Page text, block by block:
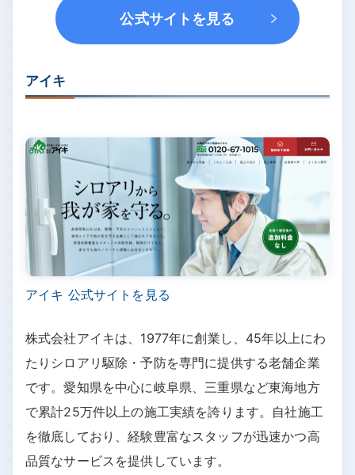
公式サイトを見る
アイキ
アイキ 公式サイトを見る
株式会社アイキは、1977年に創業し、45年以上にわ
たりシロアリ駆除・予防を専門に提供する老舗企業
です。愛知県を中心に岐阜県、三重県など東海地方
で累計25万件以上の施工実績を誇ります。自社施工
を徹底しており、経験豊富なスタッフが迅速かつ高
品質なサービスを提供しています。